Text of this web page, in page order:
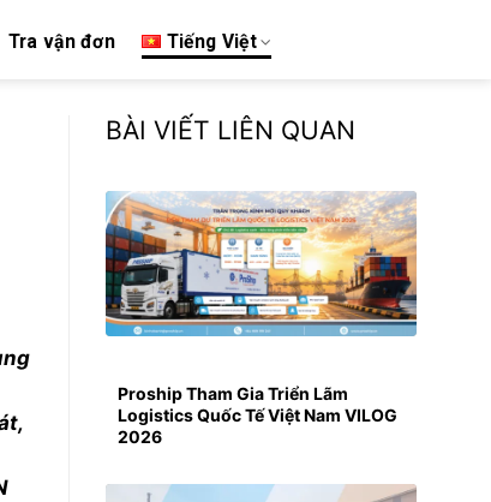
Tra vận đơn Tiếng Việt
BÀI VIẾT LIÊN QUAN
Proship Tham Gia Triển Lãm
Logistics Quốc Tế Việt Nam VILOG
2026